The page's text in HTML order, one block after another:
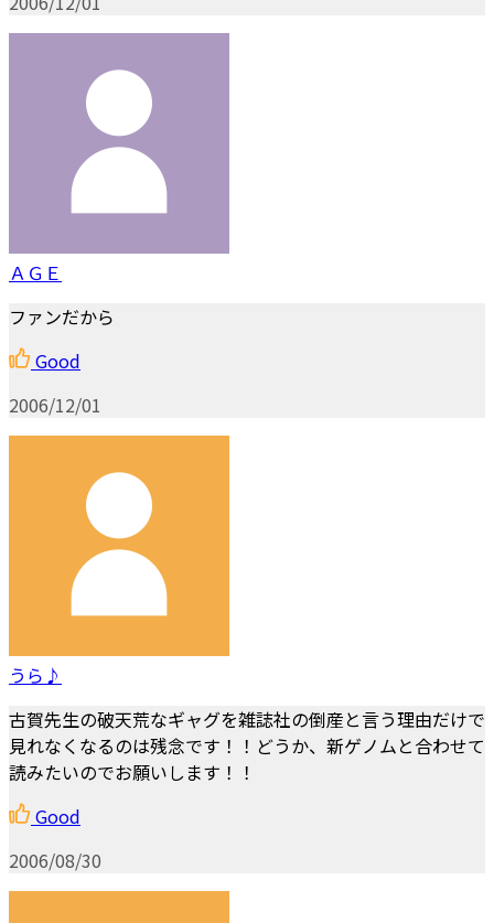
ＡＧＥ
ファンだから
Good
2006/12/01
うら♪
古賀先生の破天荒なギャグを雑誌社の倒産と言う理由だけで
見れなくなるのは残念です！！どうか、新ゲノムと合わせて
読みたいのでお願いします！！
Good
2006/08/30